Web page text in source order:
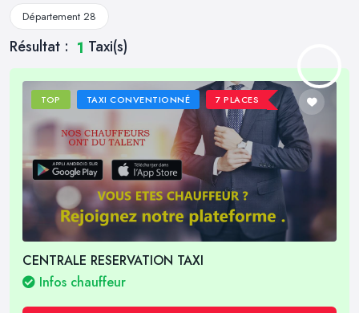
Département 28
Résultat : 1 Taxi(s)
TOP TAXI CONVENTIONNÉ 7 PLACES
CENTRALE RESERVATION TAXI
Infos chauffeur